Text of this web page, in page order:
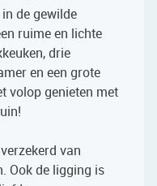
de gewilde
ruime en lichte
drie
en een grote
volop genieten met
van
Ook de ligging is